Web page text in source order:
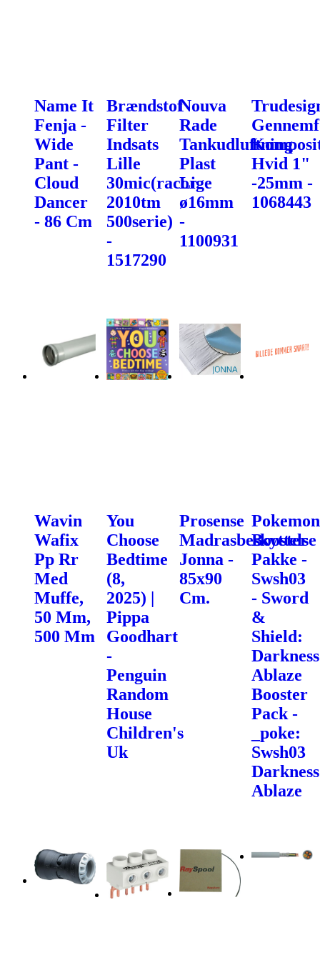
Name It
Fenja -
Wide
Pant -
Cloud
Dancer
- 86 Cm
Brændstof
Filter
Indsats
Lille
30mic(racor
2010tm
500serie)
-
1517290
Nouva
Rade
Tankudluftning
Plast
Lige
ø16mm
-
1100931
Hvid 1"
-25mm -
1068443
Wavin
Wafix
Pp Rr
Med
Muffe,
50 Mm,
500 Mm
You
Choose
Bedtime
(8,
2025) |
Pippa
Goodhart
-
Penguin
Random
House
Children's
Uk
Prosense
Madrasbeskyttelse
Jonna -
85x90
Cm.
Pokemon
Booster
Pakke -
Swsh03
- Sword
&
Shield:
Darkness
Ablaze
Booster
Pack -
_poke:
Swsh03
Darkness
Ablaze